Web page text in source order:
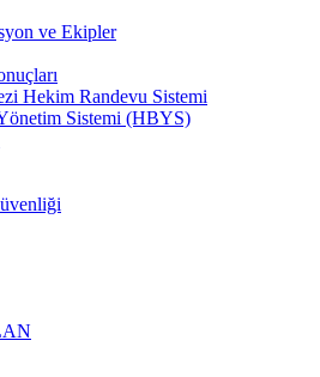
ve Ekipler
Hekim Randevu Sistemi
Sistemi (HBYS)